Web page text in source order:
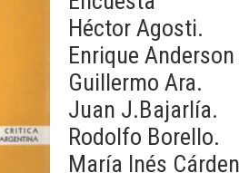
Héctor Agosti.
Enrique
Guillermo Ara.
Juan J.Bajarlía.
Rodolfo Borello.
María Inés